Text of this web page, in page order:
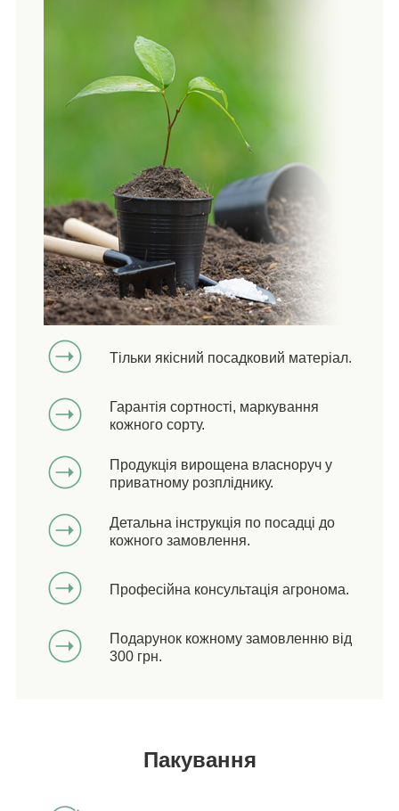
Тільки якісний посадковий матеріал.
Гарантія сортності, маркування
кожного сорту.
Продукція вирощена власноруч у
приватному розпліднику.
Детальна інструкція по посадці до
кожного замовлення.
Професійна консультація агронома.
Подарунок кожному замовленню від
300 грн.
Пакування